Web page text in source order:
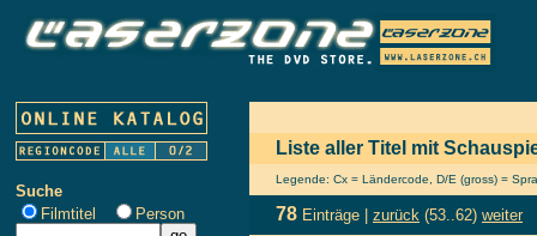
Suche
Filmtitel
Person
Liste aller Titel mit
Legende: Cx = Ländercode, D/E (gross) =
78 Einträge | zurück (53..62) weiter